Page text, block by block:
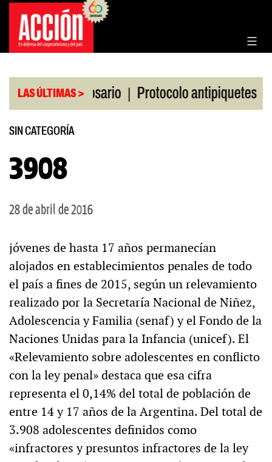
Saltar
contenido
LAS ÚLTIMAS >
Bolsa de Rosario | Protocolo antipiquetes |
SIN CATEGORÍA
3908
28 de abril de 2016
jóvenes de hasta 17 años permanecían
alojados en establecimientos penales de todo
el país a fines de 2015, según un relevamiento
realizado por la Secretaría Nacional de Niñez,
Adolescencia y Familia (senaf) y el Fondo de la
Naciones Unidas para la Infancia (unicef). El
«Relevamiento sobre adolescentes en conflicto
con la ley penal» destaca que esa cifra
representa el 0,14% del total de población de
entre 14 y 17 años de la Argentina. Del total de
3.908 adolescentes definidos como
«infractores y presuntos infractores de la ley